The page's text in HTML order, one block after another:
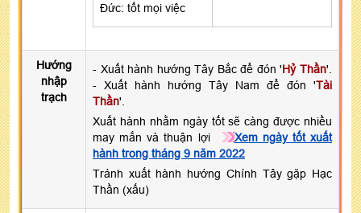
Đức: tốt mọi việc
Hướng
nhập
trạch
- Xuất hành hướng Tây Bắc để đón 'Hỷ Thần'.
- Xuất hành hướng Tây Nam để đón 'Tài
Thần'.
Xuất hành nhằm ngày tốt sẽ càng được nhiều
may mắn và thuận lợi
Xem ngày tốt xuất
hành trong tháng 9 năm 2022
Tránh xuất hành hướng Chính Tây gặp Hạc
Thần (xấu)